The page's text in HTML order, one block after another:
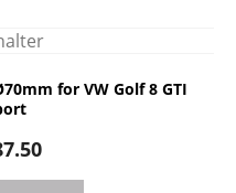
for VW Golf 8 GTI